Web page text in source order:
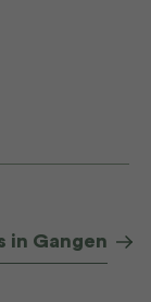
in Gangen